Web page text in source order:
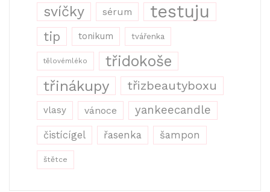
svíčky sérum testuju
tip tonikum tvářenka
tělovémléko
třidokoše
třinákupy
třizbeautyboxu
vlasy vánoce yankeecandle
čistícígel řasenka šampon
štětce